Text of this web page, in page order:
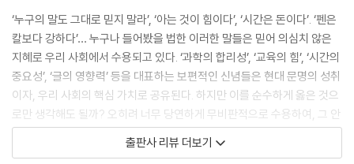
‘누구의 말도 그대로 믿지 말라’, ‘아는 것이 힘이다’, ‘시간은 돈이다’. ‘펜은
칼보다 강하다’… 누구나 들어봤을 법한 이러한 말들은 믿어 의심치 않은
지혜로 우리 사회에서 수용되고 있다. ‘과학의 합리성’, ‘교육의 힘’, ‘시간의
중요성’, ‘글의 영향력’ 등을 대표하는 보편적인 신념들은 현대 문명의 성취
이자, 우리 사회의 핵심 가치로 공유된다. 하지만 이를 순수하게 옳은 것으
로만 생각해도 될까? 오히려 너무 당연하게 무비판적으로 수용하여, 그 안
에 깃든 역사적 의미를 들여다보는 것을 방해하는 것이 아닐까? 『세계를
움직인 열 가지 프레임』은 이러한 문제의식에서 시작한다. 현대 문명의 성
출판사 리뷰 더보기